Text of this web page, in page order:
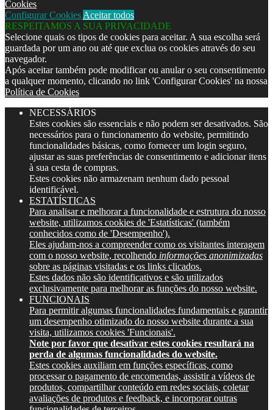
Cookies
Configurar Cookies Aceitar todos
RESPEITAMOS A SUA PRIVACIDADE
Selecione quais os tipos de cookies para aceitar. A sua escolha será
guardada por um ano ou até que exclua os cookies através do seu
navegador.
Após aceitar também pode modificar ou anular o seu consentimento
a qualquer momento, clicando no link 'Configurar Cookies' na nossa
Política de Cookies
NECESSÁRIOS
Estes cookies são essenciais e não podem ser desativados. São
necessários para o funcionamento do website, permitindo
funcionalidades básicas, como fornecer um login seguro,
ajustar as suas preferências de consentimento e adicionar itens
à sua cesta de compras.
Estes cookies não armazenam nenhum dado pessoal
identificável.
ESTATÍSTICAS
Para analisar e melhorar a funcionalidade e estrutura do nosso
website, utilizamos cookies de 'Estatísticas' (também
conhecidos como de 'Desempenho').
Eles ajudam-nos a compreender como os visitantes interagem
com o nosso website, recolhendo informações anonimizadas
sobre as páginas visitadas e os links clicados.
Estes dados não são identificativos e são utilizados
exclusivamente para melhorar as funções do nosso website.
FUNCIONAIS
Para permitir algumas funcionalidades fundamentais e garantir
um desempenho otimizado do nosso website durante a sua
visita, utilizamos cookies 'Funcionais'.
Note por favor que desativar estes cookies resultará na
perda de algumas funcionalidades do website.
Estes cookies auxiliam em funções específicas, como
processar o pagamento de encomendas, assistir a vídeos de
produtos, compartilhar conteúdo em redes sociais, coletar
avaliações de produtos e feedback, e incorporar outras